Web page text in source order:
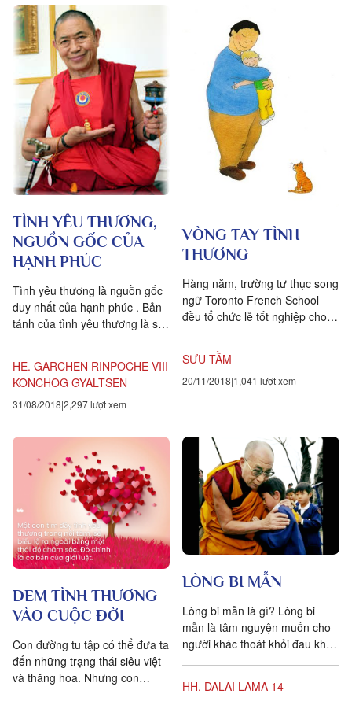
Các bậc cha mẹ bây giờ dường
như còn lỏng lẻo với các con,
không dành đủ thời gian để
quan tâm đến con. Họ có thể
cho con tiền bạc, bất cứ thứ gì
chúng cần, nhưng họ không có
mặt những lúc cần thiết để yêu
thương, uốn nắn và răn bảo
con cái. Cha mẹ không nên
chiều chuộng mà cần hướng
đạo, dạy con biết lẽ phải trái,
TÌNH YÊU THƯƠNG,
NGUỒN GỐC CỦA
HẠNH PHÚC
Tình yêu thương là nguồn gốc
duy nhất của hạnh phúc . Bản
tánh của tình yêu thương là sự
vậy. Tình yêu thương là ánh
dương của tâm thức.
HE. GARCHEN RINPOCHE VIII
KONCHOG GYALTSEN
31/08/2018 2,297 lượt xem
VÒNG TAY TÌNH
THƯƠNG
Hàng năm, trường tư thục song
ngữ Toronto French School
đều tổ chức lễ tốt nghiệp cho
tương tự của tất cả các
trường,...
SƯU TẦM
20/11/2018 1,041 lượt xem
ĐEM TÌNH THƯƠNG
VÀO CUỘC ĐỜI
Con đường tu tập có thể đưa ta
đến những trạng thái siêu việt
và thăng hoa. Nhưng con
LÒNG BI MẪN
Lòng bi mẫn là gì? Lòng bi
mẫn là tâm nguyện muốn cho
người khác thoát khỏi đau khổ.
Chính lòng bi mẫn thúc giục ta
HH. DALAI LAMA 14